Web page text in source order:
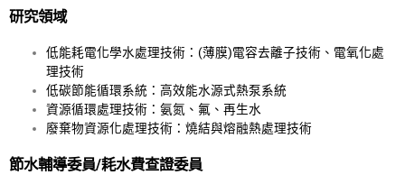
研究領域
低能耗電化學水處理技術：(薄膜)電容去離子技術、電氧化處
理技術
低碳節能循環系統：高效能水源式熱泵系統
資源循環處理技術：氨氮、氟、再生水
廢棄物資源化處理技術：燒結與熔融熱處理技術
節水輔導委員/耗水費查證委員